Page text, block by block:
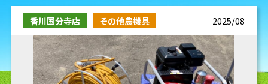
取り扱い商品
販売中の農機具
よく頂く質問
香川国分寺店 その他農機具 2025/08